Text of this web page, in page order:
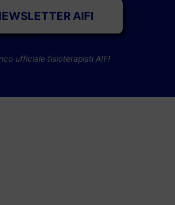
AIFI
ufficiale fisioterapisti AIFI